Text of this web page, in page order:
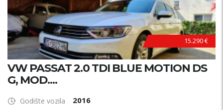
15.290 €
VW PASSAT 2.0 TDI BLUE MOTION DS
G, MOD....
Godište vozila 2016